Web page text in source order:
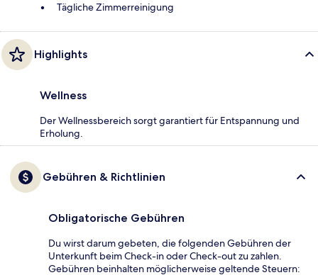
Tägliche Zimmerreinigung
Highlights
Wellness
Der Wellnessbereich sorgt garantiert für Entspannung und
Erholung.
Gebühren & Richtlinien
Obligatorische Gebühren
Du wirst darum gebeten, die folgenden Gebühren der
Unterkunft beim Check-in oder Check-out zu zahlen.
Gebühren beinhalten möglicherweise geltende Steuern: